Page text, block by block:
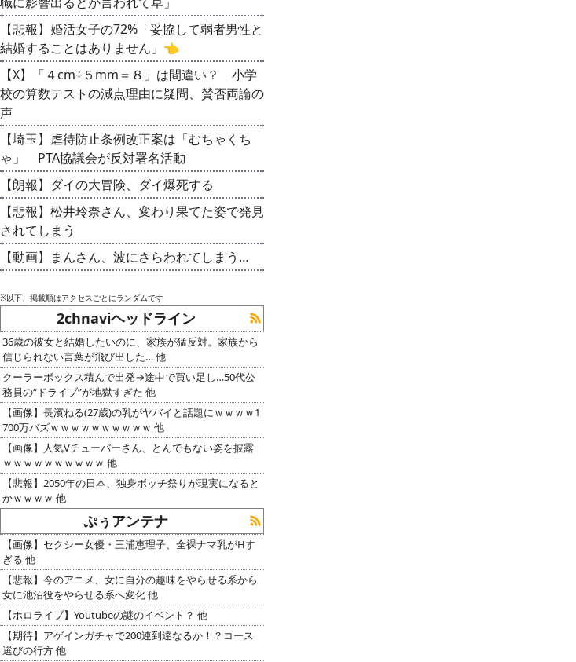
【悲報】婚活女子の72%「妥協して弱者男性と
結婚することはありません」👈
【X】「４cm÷５mm＝８」は間違い？ 小学
校の算数テストの減点理由に疑問、賛否両論の
声
【埼玉】虐待防止条例改正案は「むちゃくち
ゃ」 PTA協議会が反対署名活動
【朗報】ダイの大冒険、ダイ爆死する
【悲報】松井玲奈さん、変わり果てた姿で発見
されてしまう
【動画】まんさん、波にさらわれてしまう…
※以下、掲載順はアクセスごとにランダムです
2chnaviヘッドライン
36歳の彼女と結婚したいのに、家族が猛反対。家族から
信じられない言葉が飛び出した… 他
クーラーボックス積んで出発→途中で買い足し…50代公
務員の“ドライブ”が地獄すぎた 他
【画像】長濱ねる(27歳)の乳がヤバイと話題にｗｗｗｗ1
700万バズｗｗｗｗｗｗｗｗｗｗ 他
【画像】人気Vチューバーさん、とんでもない姿を披露
ｗｗｗｗｗｗｗｗｗｗ 他
【悲報】2050年の日本、独身ボッチ祭りが現実になると
かｗｗｗｗ 他
ぷぅアンテナ
【画像】セクシー女優・三浦恵理子、全裸ナマ乳がHす
ぎる 他
【悲報】今のアニメ、女に自分の趣味をやらせる系から
女に池沼役をやらせる系へ変化 他
【ホロライブ】Youtubeの謎のイベント？ 他
【期待】アゲインガチャで200連到達なるか！？コース
選びの行方 他